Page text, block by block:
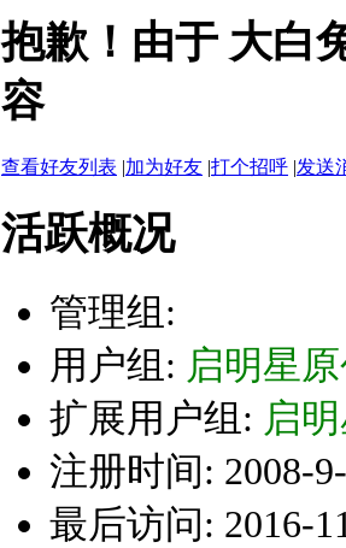
抱歉！由于 大白
容
查看好友列表 |加为好友 |打个招呼 |发送
活跃概况
管理组:
用户组: 启明星
扩展用户组: 启
注册时间: 2008-
最后访问: 2016-